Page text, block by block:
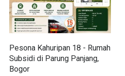
Pesona Kahuripan 18 - Rumah
Subsidi di Parung Panjang,
Bogor